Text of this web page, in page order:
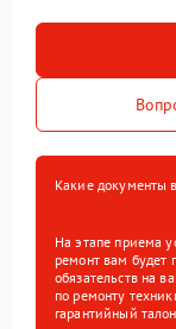
Какие документы
На этапе приема
ремонт вам будет
обязательств на
по ремонту
гарантийный талон.